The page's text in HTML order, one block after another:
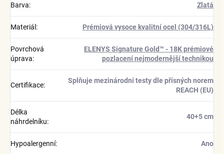
Barva: Zlatá
Materiál : Prémiová vysoce kvalitní ocel (304/316L)
Povrchová
úprava:
ELENYS Signature Gold™ - 18K prémiové
pozlacení nejmodernější technikou
Certifikace:
Splňuje mezinárodní testy dle přísných norem
REACH (EU)
Délka
náhrdelníku:
40+5 cm
Hypoalergenní: Ano